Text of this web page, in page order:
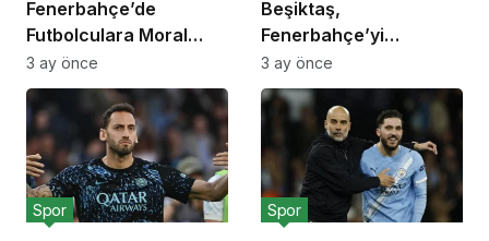
Fenerbahçe’de
Futbolculara Moral
Yemeği!
3 ay önce
Beşiktaş,
Fenerbahçe’yi
Deplasmanda Yendi!
3 ay önce
Spor Spor